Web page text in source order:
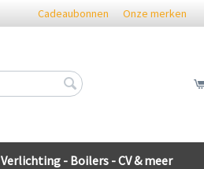
Cadeaubonnen Onze merken
Verlichting - Boilers - CV & meer